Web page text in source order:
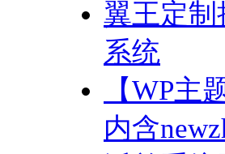
翼王定制
系统
【WP主
内含